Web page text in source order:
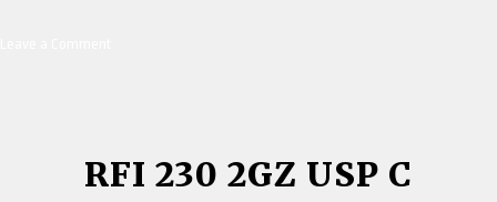
USP
C
RFI 230 2GZ USP C